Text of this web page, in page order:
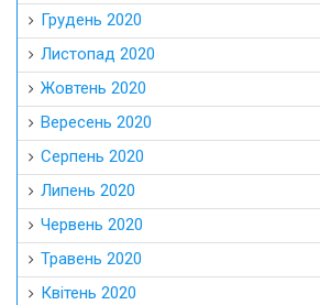
Грудень 2020
Листопад 2020
Жовтень 2020
Вересень 2020
Серпень 2020
Липень 2020
Червень 2020
Травень 2020
Квітень 2020